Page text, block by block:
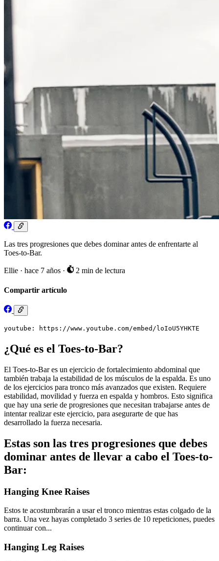
Las tres progresiones que debes dominar antes de enfrentarte al
Toes-to-Bar.
Ellie · hace 7 años · 2 min de lectura
Compartir artículo
youtube: https://www.youtube.com/embed/loIoU5YHKTE
¿Qué es el Toes-to-Bar?
El Toes-to-Bar es un ejercicio de fortalecimiento abdominal que
también trabaja la estabilidad de los músculos de la espalda. Es uno
de los ejercicios para tronco más avanzados que existen. Requiere
estabilidad, movilidad y fuerza en espalda y hombros. Esto significa
que hay una serie de progresiones que necesitan trabajarse antes de
intentar realizar este ejercicio, para asegurarte de que has
desarrollado la fuerza necesaria.
Estas son las tres progresiones que debes
dominar antes de llevar a cabo el Toes-to-
Bar:
Hanging Knee Raises
Estos te acostumbrarán a usar el tronco mientras estas colgado de la
barra. Una vez hayas completado 3 series de 10 repeticiones, puedes
continuar con...
Hanging Leg Raises